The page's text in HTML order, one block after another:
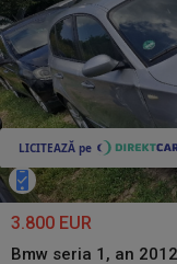
3.800 EUR
Bmw seria 1, an